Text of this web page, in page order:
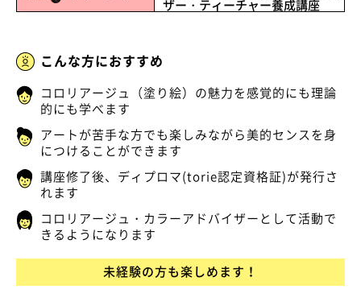
ザー・ティーチャー養成講座
こんな方におすすめ
コロリアージュ（塗り絵）の魅力を感覚的にも理論
的にも学べます
アートが苦手な方でも楽しみながら美的センスを身
につけることができます
講座修了後、ディプロマ(torie認定資格証)が発行さ
れます
コロリアージュ・カラーアドバイザーとして活動で
きるようになります
未経験の方も楽しめます！